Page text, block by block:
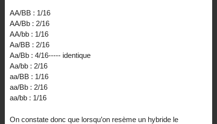
AA/BB : 1/16
AA/Bb : 2/16
AA/bb : 1/16
Aa/BB : 2/16
Aa/Bb : 4/16----- identique
Aa/bb : 2/16
aa/BB : 1/16
aa/Bb : 2/16
aa/bb : 1/16
On constate donc que lorsqu’on resème un hybride le